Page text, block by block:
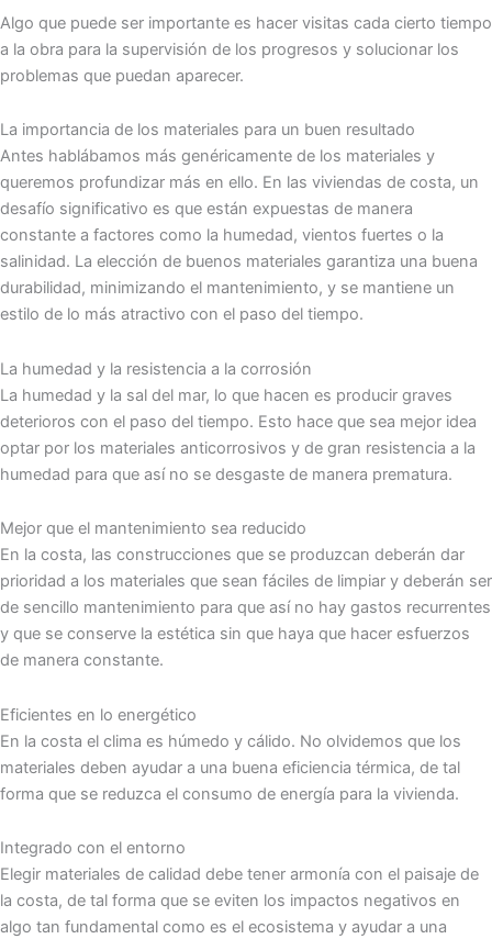
Algo que puede ser importante es hacer visitas cada cierto tiempo
a la obra para la supervisión de los progresos y solucionar los
problemas que puedan aparecer.
La importancia de los materiales para un buen resultado
Antes hablábamos más genéricamente de los materiales y
queremos profundizar más en ello. En las viviendas de costa, un
desafío significativo es que están expuestas de manera
constante a factores como la humedad, vientos fuertes o la
salinidad. La elección de buenos materiales garantiza una buena
durabilidad, minimizando el mantenimiento, y se mantiene un
estilo de lo más atractivo con el paso del tiempo.
La humedad y la resistencia a la corrosión
La humedad y la sal del mar, lo que hacen es producir graves
deterioros con el paso del tiempo. Esto hace que sea mejor idea
optar por los materiales anticorrosivos y de gran resistencia a la
humedad para que así no se desgaste de manera prematura.
Mejor que el mantenimiento sea reducido
En la costa, las construcciones que se produzcan deberán dar
prioridad a los materiales que sean fáciles de limpiar y deberán ser
de sencillo mantenimiento para que así no hay gastos recurrentes
y que se conserve la estética sin que haya que hacer esfuerzos
de manera constante.
Eficientes en lo energético
En la costa el clima es húmedo y cálido. No olvidemos que los
materiales deben ayudar a una buena eficiencia térmica, de tal
forma que se reduzca el consumo de energía para la vivienda.
Integrado con el entorno
Elegir materiales de calidad debe tener armonía con el paisaje de
la costa, de tal forma que se eviten los impactos negativos en
algo tan fundamental como es el ecosistema y ayudar a una